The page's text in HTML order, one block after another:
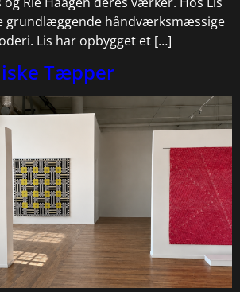
grundlæggende håndværksmæssige
Lis har opbygget et […]
Tæpper